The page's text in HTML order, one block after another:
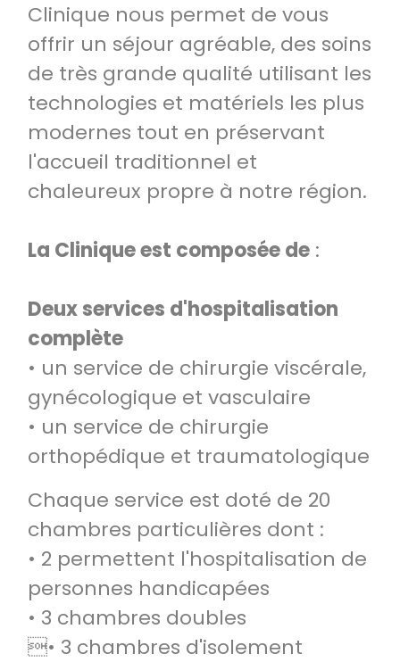
Clinique nous permet de vous
offrir un séjour agréable, des soins
de très grande qualité utilisant les
technologies et matériels les plus
modernes tout en préservant
l'accueil traditionnel et
chaleureux propre à notre région.
La Clinique est composée de :
Deux services d'hospitalisation
complète
• un service de chirurgie viscérale,
gynécologique et vasculaire
• un service de chirurgie
orthopédique et traumatologique
Chaque service est doté de 20
chambres particulières dont :
• 2 permettent l'hospitalisation de
personnes handicapées
• 3 chambres doubles
• 3 chambres d'isolement